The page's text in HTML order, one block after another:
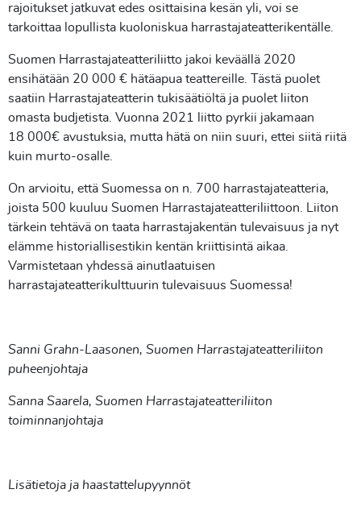
rajoitukset jatkuvat edes osittaisina kesän yli, voi se
tarkoittaa lopullista kuoloniskua harrastajateatterikentälle.
Suomen Harrastajateatteriliitto jakoi keväällä 2020
ensihätään 20 000 € hätäapua teattereille. Tästä puolet
saatiin Harrastajateatterin tukisäätiöltä ja puolet liiton
omasta budjetista. Vuonna 2021 liitto pyrkii jakamaan
18 000€ avustuksia, mutta hätä on niin suuri, ettei siitä riitä
kuin murto-osalle.
On arvioitu, että Suomessa on n. 700 harrastajateatteria,
joista 500 kuuluu Suomen Harrastajateatteriliittoon. Liiton
tärkein tehtävä on taata harrastajakentän tulevaisuus ja nyt
elämme historiallisestikin kentän kriittisintä aikaa.
Varmistetaan yhdessä ainutlaatuisen
harrastajateatterikulttuurin tulevaisuus Suomessa!
Sanni Grahn-Laasonen, Suomen Harrastajateatteriliiton
puheenjohtaja
Sanna Saarela, Suomen Harrastajateatteriliiton
toiminnanjohtaja
Lisätietoja ja haastattelupyynnöt